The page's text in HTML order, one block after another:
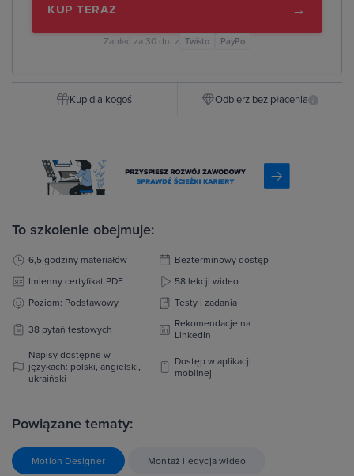
KUP TERAZ →
Zapłać za 30 dni z Twisto PayPo
Kup dla kogoś Odbierz bez płacenia i
To szkolenie obejmuje:
6,5 godziny materiałów
Bezterminowy dostęp
Imienny certyfikat PDF
58 lekcji wideo
Poziom: Podstawowy
Testy i zadania
38 pytań testowych
Rekomendacje na
LinkedIn
Napisy dostępne w
językach: polski, angielski,
ukraiński
Dostęp w aplikacji
mobilnej
Powiązane tematy:
Motion Designer Montaż i edycja wideo